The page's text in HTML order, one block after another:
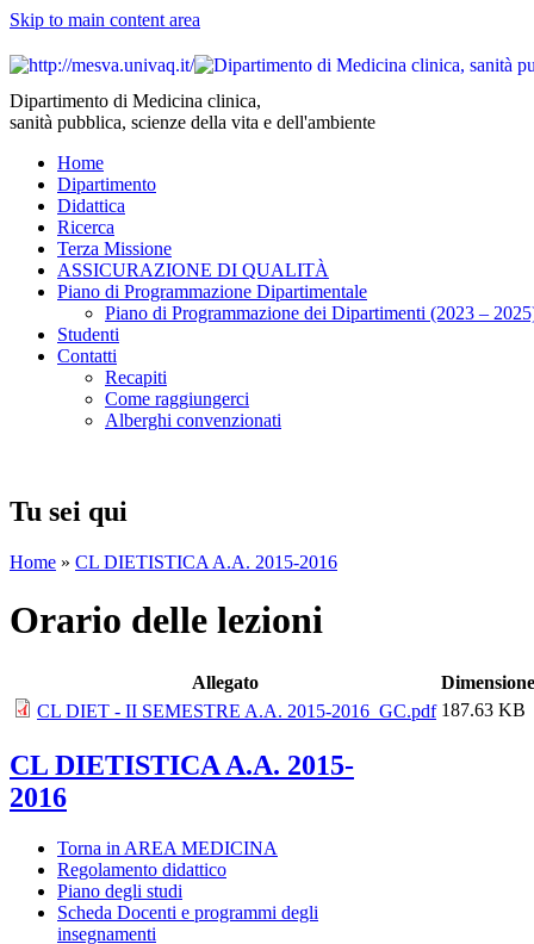
Skip to main content area
Dipartimento di Medicina clinica,
sanità pubblica, scienze della vita e dell'ambiente
Home
Dipartimento
Didattica
Ricerca
Terza Missione
ASSICURAZIONE DI QUALITÀ
Piano di Programmazione Dipartimentale
Piano di Programmazione dei Dipartimenti (2023 –
Studenti
Contatti
Recapiti
Come raggiungerci
Alberghi convenzionati
Tu sei qui
Home » CL DIETISTICA A.A. 2015-2016
Orario delle lezioni
Allegato
Dimensione
CL DIET - II SEMESTRE A.A. 2015-2016_GC.pdf 187.63 KB
CL DIETISTICA A.A. 2015-
2016
Torna in AREA MEDICINA
Regolamento didattico
Piano degli studi
Scheda Docenti e programmi degli
insegnamenti